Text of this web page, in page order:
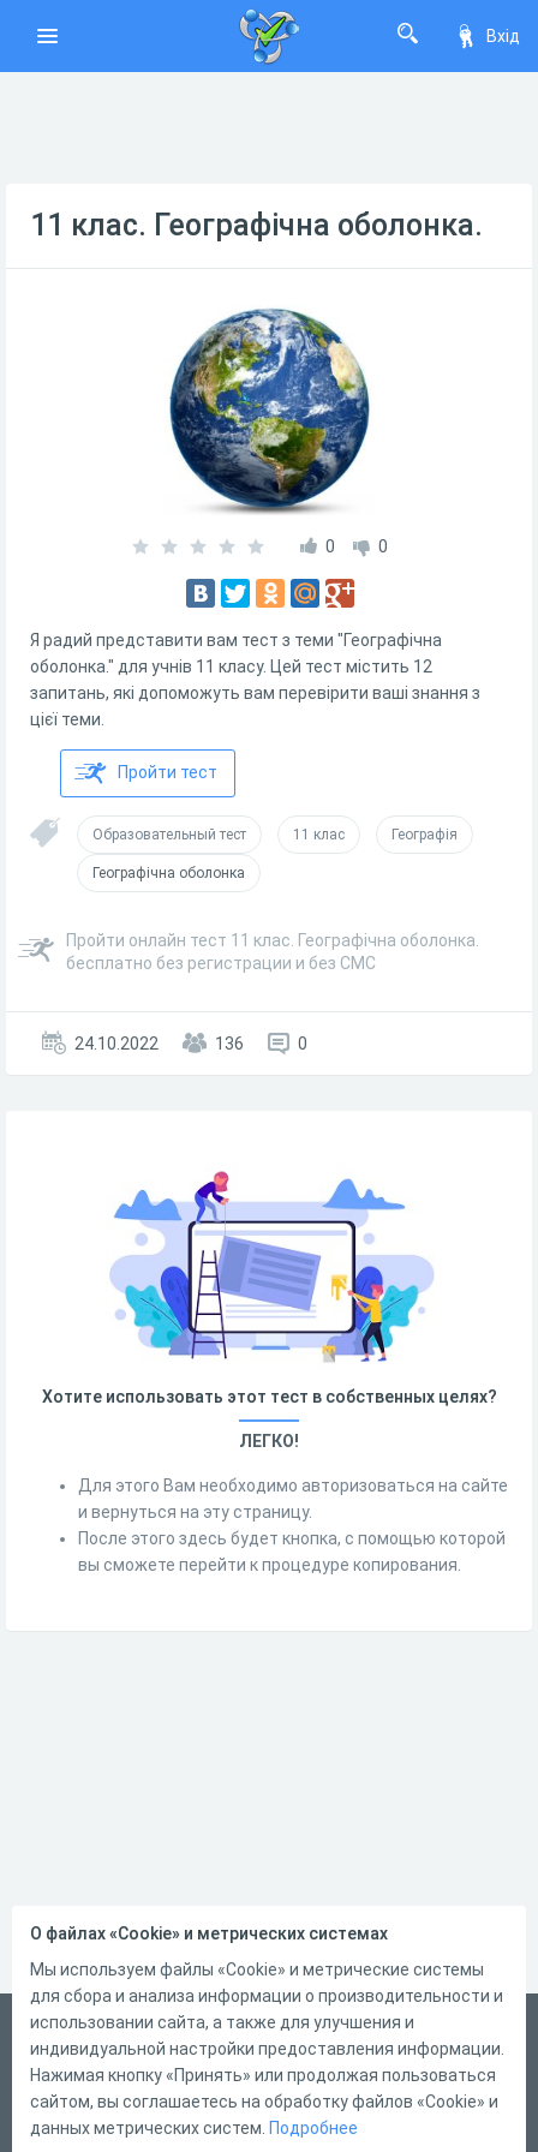
Вхід
11 клас. Географічна оболонка.
0 0
Я радий представити вам тест з теми "Географічна
оболонка." для учнів 11 класу. Цей тест містить 12
запитань, які допоможуть вам перевірити ваші знання з
цієї теми.
Пройти тест
Образовательный тест 11 клас Географія
Географічна оболонка
Пройти онлайн тест 11 клас. Географічна оболонка.
бесплатно без регистрации и без СМС
24.10.2022 136 0
Хотите использовать этот тест в собственных целях?
ЛЕГКО!
Для этого Вам необходимо авторизоваться на сайте
и вернуться на эту страницу.
После этого здесь будет кнопка, с помощью которой
вы сможете перейти к процедуре копирования.
Український
Справка
Форма обратной связи
О файлах «Cookie» и метрических системах
Мы используем файлы «Cookie» и метрические системы
для сбора и анализа информации о производительности и
использовании сайта, а также для улучшения и
индивидуальной настройки предоставления информации.
Нажимая кнопку «Принять» или продолжая пользоваться
сайтом, вы соглашаетесь на обработку файлов «Cookie» и
данных метрических систем. Подробнее